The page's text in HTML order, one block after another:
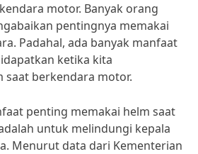
motor. Banyak orang
pentingnya memakai
Padahal, ada banyak manfaat
ketika kita
saat berkendara motor.
penting memakai helm saat
untuk melindungi kepala
Menurut data dari Kementerian